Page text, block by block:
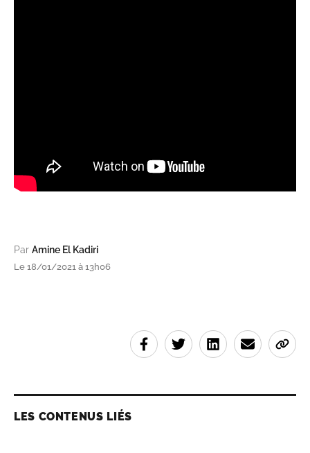
Par Amine El Kadiri
Le 18/01/2021 à 13h06
LES CONTENUS LIÉS